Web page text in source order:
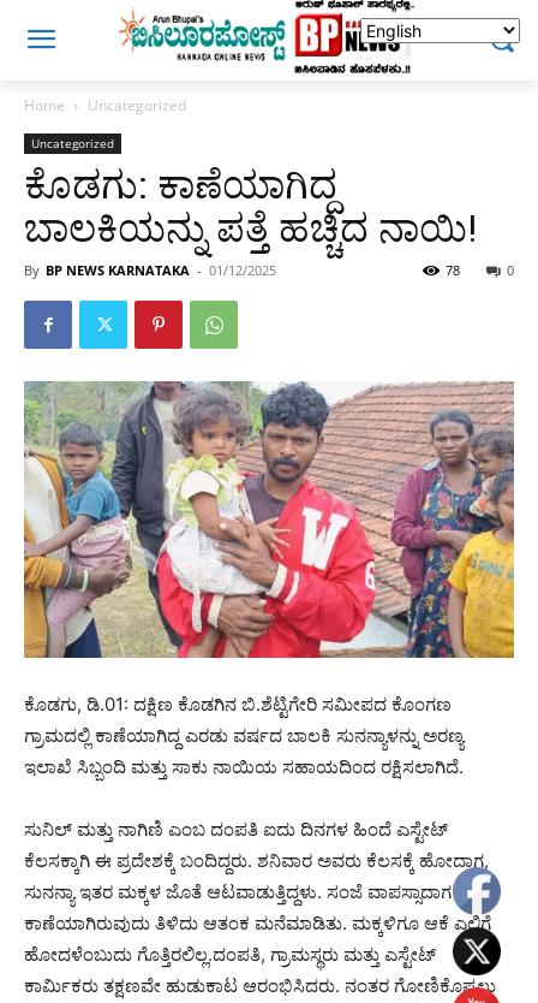
Home Uncategorized
Uncategorized
ಕೊಡಗು: ಕಾಣೆಯಾಗಿದ್ದ
ಬಾಲಕಿಯನ್ನು ಪತ್ತೆ ಹಚ್ಚಿದ ನಾಯಿ!
By BP NEWS KARNATAKA - 01/12/2025 0
78
ಕೊಡಗು, ಡಿ.01: ದಕ್ಷಿಣ ಕೊಡಗಿನ ಬಿ.ಶೆಟ್ಟಿಗೇರಿ ಸಮೀಪದ ಕೊಂಗಣ
ಗ್ರಾಮದಲ್ಲಿ ಕಾಣೆಯಾಗಿದ್ದ ಎರಡು ವರ್ಷದ ಬಾಲಕಿ ಸುನನ್ಯಾಳನ್ನು ಅರಣ್ಯ
ಇಲಾಖೆ ಸಿಬ್ಬಂದಿ ಮತ್ತು ಸಾಕು ನಾಯಿಯ ಸಹಾಯದಿಂದ ರಕ್ಷಿಸಲಾಗಿದೆ.
ಸುನಿಲ್ ಮತ್ತು ನಾಗಿಣಿ ಎಂಬ ದಂಪತಿ ಐದು ದಿನಗಳ ಹಿಂದೆ ಎಸ್ಟೇಟ್
ಕೆಲಸಕ್ಕಾಗಿ ಈ ಪ್ರದೇಶಕ್ಕೆ ಬಂದಿದ್ದರು. ಶನಿವಾರ ಅವರು ಕೆಲಸಕ್ಕೆ ಹೋದಾಗ,
ಸುನನ್ಯಾ ಇತರ ಮಕ್ಕಳ ಜೊತೆ ಆಟವಾಡುತ್ತಿದ್ದಳು. ಸಂಜೆ ವಾಪಸ್ಸಾದಾಗ ಮಗು
ಕಾಣೆಯಾಗಿರುವುದು ತಿಳಿದು ಆತಂಕ ಮನೆಮಾಡಿತು. ಮಕ್ಕಳಿಗೂ ಆಕೆ ಎಲ್ಲಿಗೆ
ಹೋದಳೆಂಬುದು ಗೊತ್ತಿರಲಿಲ್ಲ.ದಂಪತಿ, ಗ್ರಾಮಸ್ಥರು ಮತ್ತು ಎಸ್ಟೇಟ್
ಕಾರ್ಮಿಕರು ತಕ್ಷಣವೇ ಹುಡುಕಾಟ ಆರಂಭಿಸಿದರು. ನಂತರ ಗೋಣಿಕೊಪ್ಪಲು